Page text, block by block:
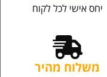
יחס אישי לכל לקוח
משלוח מהיר